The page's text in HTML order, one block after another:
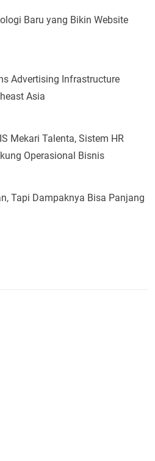
Baru yang Bikin Website
Advertising Infrastructure
Asia
Mekari Talenta, Sistem HR
Operasional Bisnis
Tapi Dampaknya Bisa Panjang